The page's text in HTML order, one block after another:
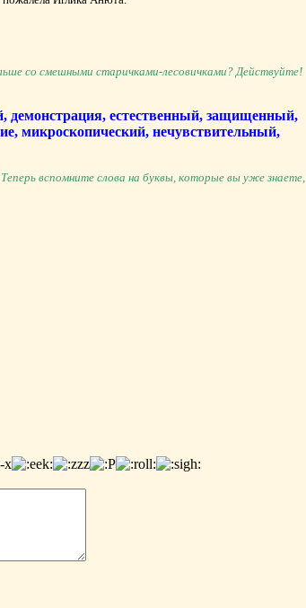
со смешными старичками-лесовичками? Действуйте!
демонстрация, естественный, защищенный,
микроскопический, нечувствительный,
вспомните слова на буквы, которые вы уже знаете,